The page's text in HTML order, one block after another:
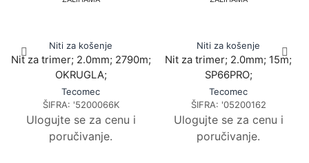
Niti za košenje
Nit za trimer; 2.0mm; 2790m;
OKRUGLA;
Tecomec
ŠIFRA: '5200066K
Ulogujte se za cenu i
poručivanje.
Niti za košenje
Nit za trimer; 2.0mm; 15m;
SP66PRO;
Tecomec
ŠIFRA: '05200162
Ulogujte se za cenu i
poručivanje.